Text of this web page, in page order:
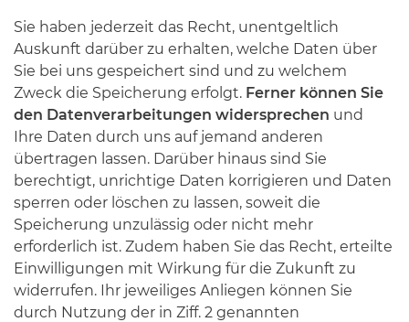
Sie haben jederzeit das Recht, unentgeltlich
Auskunft darüber zu erhalten, welche Daten über
Sie bei uns gespeichert sind und zu welchem
Zweck die Speicherung erfolgt. Ferner können Sie
den Datenverarbeitungen widersprechen und
Ihre Daten durch uns auf jemand anderen
übertragen lassen. Darüber hinaus sind Sie
berechtigt, unrichtige Daten korrigieren und Daten
sperren oder löschen zu lassen, soweit die
Speicherung unzulässig oder nicht mehr
erforderlich ist. Zudem haben Sie das Recht, erteilte
Einwilligungen mit Wirkung für die Zukunft zu
widerrufen. Ihr jeweiliges Anliegen können Sie
durch Nutzung der in Ziff. 2 genannten